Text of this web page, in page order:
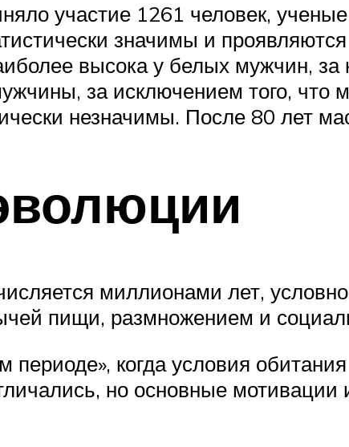
участие 1261 человек,
значимы и
высока у белых мужчин,
за исключением того, что
незначимы. После 80 лет
миллионами лет, условно
пищи, размножением и
периоде», когда условия
но основные мотивации